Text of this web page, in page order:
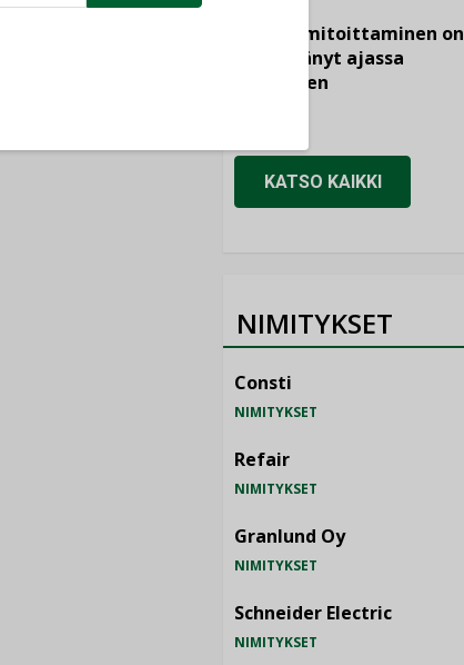
viemärimitoittaminen on
jämähtänyt ajassa
paikalleen
KATSO KAIKKI
NIMITYKSET
Consti
NIMITYKSET
Refair
NIMITYKSET
Granlund Oy
NIMITYKSET
Schneider Electric
NIMITYKSET